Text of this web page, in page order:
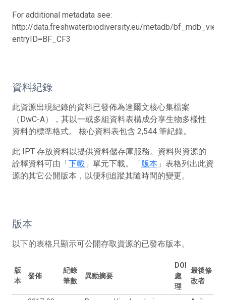
For additional metadata see:
http://data.freshwaterbiodiversity.eu/metadb/
entryID=BF_CF3
資料紀錄
此資源出現紀錄的資料已發佈為達爾文核心集檔案
（DwC-A），其以一或多組資料表構成分享生物多樣性
資料的標準格式。 核心資料表包含 2,544 筆紀錄。
此 IPT 存放資料以提供資料儲存庫服務。資料與資源的
詮釋資料可由「下載 」單元下載。「版本 」表格列出此資
源的其它公開版本，以便利追蹤其隨時間的變更。
版本
以下的表格只顯示可公開存取資源的已發布版本。
版
本
發佈
紀錄
筆數
異動摘要
DOI
處
理
最後修
改者